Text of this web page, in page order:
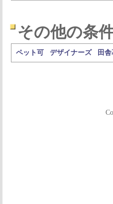
その他の条
ペット可 デザイナーズ 田